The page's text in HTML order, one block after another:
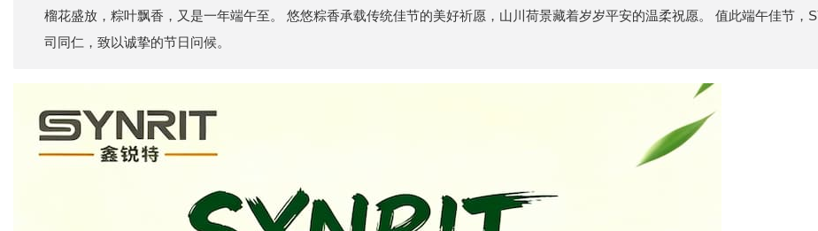
榴花盛放，粽叶飘香，又是一年端午至。 悠悠粽香承载传统佳节的美好祈愿，山川荷景藏着岁岁平安的温柔祝愿。 值此端午佳节
司同仁，致以诚挚的节日问候。